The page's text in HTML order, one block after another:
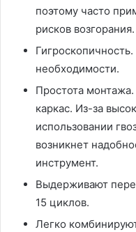
поэтому часто
рисков возгорания.
необходимости.
Простота
каркас. Из-за
использовании
возникнет
инструмент.
Выдерживают
15 циклов.
Легко